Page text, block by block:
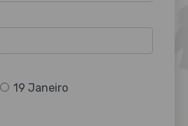
19 Janeiro